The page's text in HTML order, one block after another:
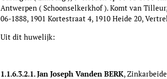
Antwerpen ( Schoonselkerkhof ). Komt van
06-1888, 1901 Kortestraat 4, 1910 Heide 20,
Uit dit huwelijk:
1.1.6.3.2.1. Jan Joseph Vanden BERK,